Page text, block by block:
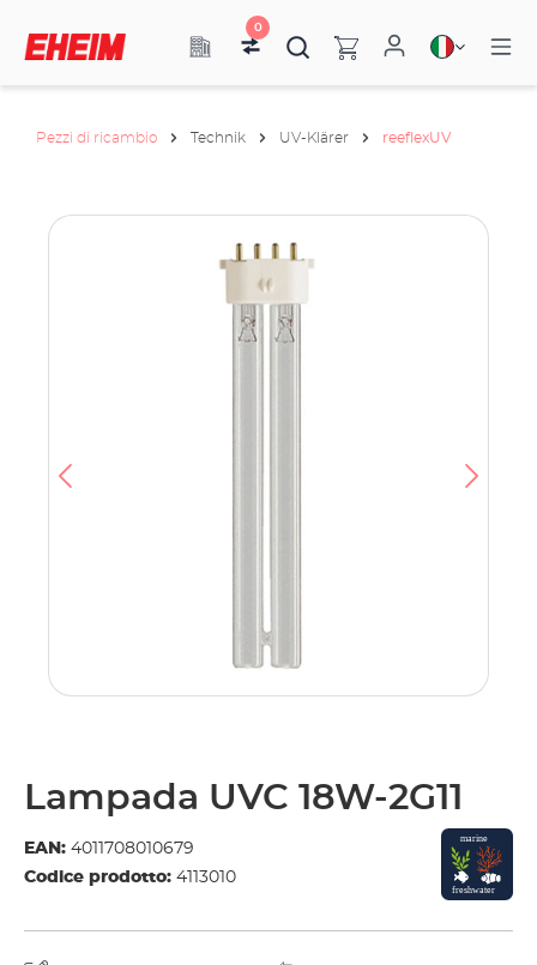
0
Pezzi di ricambio Technik UV-Klärer reeflexUV
Lampada UVC 18W-2G11
EAN: 4011708010679
Codice prodotto: 4113010